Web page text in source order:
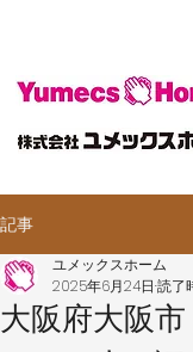
記事
大阪府大阪
ユメックスホーム
2025年6月24日 読了